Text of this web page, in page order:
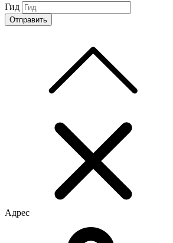
Гид
Адрес